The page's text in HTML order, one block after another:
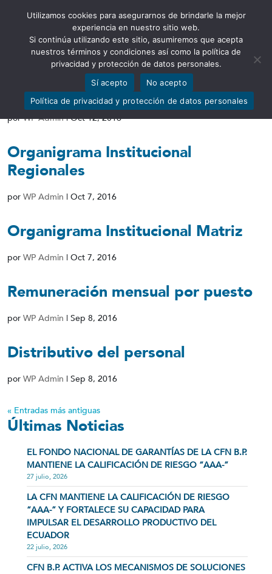
Abrir barra de herramientas
Base Legal que rige la Institución
porWP Admin|Oct 12, 2016
Organigrama Institucional
Regionales
por WP Admin | Oct 7, 2016
Organigrama Institucional Matriz
por WP Admin | Oct 7, 2016
Remuneración mensual por puesto
por WP Admin | Sep 8, 2016
Distributivo del personal
por WP Admin | Sep 8, 2016
« Entradas más antiguas
Últimas Noticias
EL FONDO NACIONAL DE GARANTÍAS DE LA CFN B.P.
MANTIENE LA CALIFICACIÓN DE RIESGO “AAA-”
27 julio, 2026
LA CFN MANTIENE LA CALIFICACIÓN DE RIESGO
“AAA-” Y FORTALECE SU CAPACIDAD PARA
IMPULSAR EL DESARROLLO PRODUCTIVO DEL
ECUADOR
22 julio, 2026
CFN B.P. ACTIVA LOS MECANISMOS DE SOLUCIONES
Utilizamos cookies para asegurarnos de brindarle la mejor
experiencia en nuestro sitio web.
Si continúa utilizando este sitio, asumiremos que acepta
nuestros términos y condiciones así como la política de
privacidad y protección de datos personales.
Sí acepto
No acepto
Política de privacidad y protección de datos personales